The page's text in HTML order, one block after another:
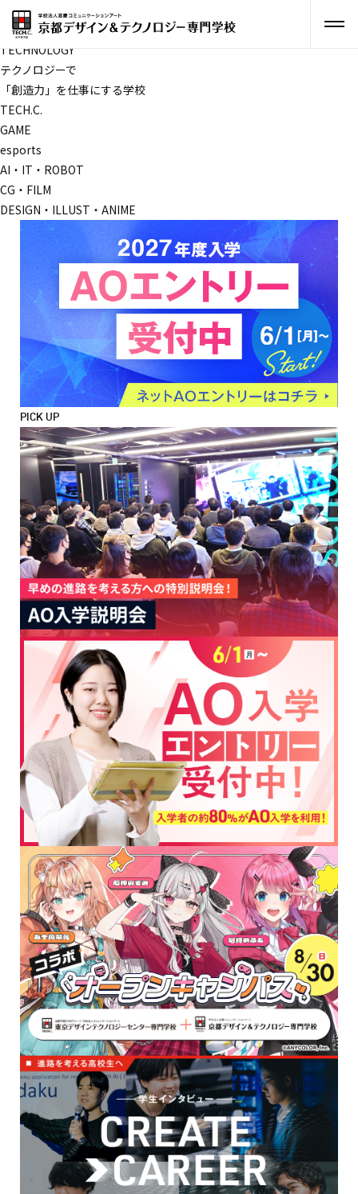
CREATIVITY
EMPOWERS
TECHNOLOGY
テクノロジーで
「創造力」 を仕事にする学校
TECH.C.
GAME
esports
AI・IT・ROBOT
CG・FILM
DESIGN・ILLUST・ANIME
PICK UP